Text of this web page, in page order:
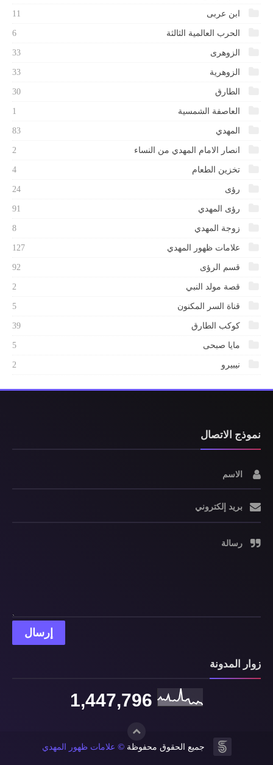
ابن عربى 11
الحرب العالمية الثالثة 6
الزوهرى 33
الزوهرية 33
الطارق 30
العاصفة الشمسية 1
المهدي 83
انصار الامام المهدي من النساء 2
تخزين الطعام 4
رؤى 24
رؤى المهدي 91
زوجة المهدي 8
علامات ظهور المهدي 127
قسم الرؤى 92
قصة مولد النبي 2
قناة السر المكنون 5
كوكب الطارق 39
مايا صبحى 5
نيبيرو 2
نموذج الاتصال
الاسم
بريد إلكتروني
رسالة
زوار المدونة
1,447,796
جميع الحقوق محفوظة © علامات ظهور المهدي